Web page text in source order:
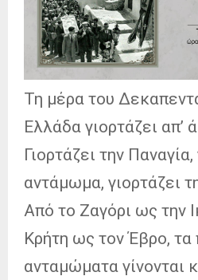
Τη μέρα του
Ελλάδα γιορτάζει απ’
Γιορτάζει την Παναγία,
αντάμωμα, γιορτάζει
Από το Ζαγόρι ως την
Κρήτη ως τον Έβρο, τα
ανταμώματα γίνονται